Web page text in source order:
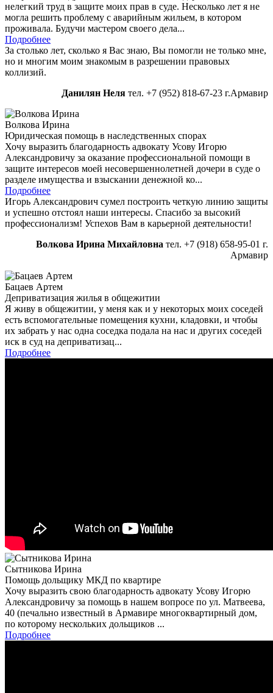
нелегкий труд в защите моих прав в суде. Несколько лет я не
могла решить проблему с аварийным жильем, в котором
проживала. Будучи мастером своего дела...
Подробнее
За столько лет, сколько я Вас знаю, Вы помогли не только мне,
но и многим моим знакомым в разрешении правовых
коллизий.
Данилян Неля тел. +7 (952) 818-67-23 г.Армавир
Волкова Ирина
Юридическая помощь в наследственных спорах
Хочу выразить благодарность адвокату Усову Игорю
Александровичу за оказание профессиональной помощи в
защите интересов моей несовершеннолетней дочери в суде о
разделе имущества и взыскании денежной ко...
Подробнее
Игорь Александрович сумел построить четкую линию защиты
и успешно отстоял наши интересы. Спасибо за высокий
профессионализм! Успехов Вам в карьерной деятельности!
Волкова Ирина Михайловна тел. +7 (918) 658-95-01 г.
Армавир
Бацаев Артем
Деприватизация жилья в общежитии
Я живу в общежитии, у меня как и у некоторых моих соседей
есть вспомогательные помещения кухни, кладовки, и чтобы
их забрать у нас одна соседка подала на нас и других соседей
иск в суд на деприватизац...
Подробнее
Сытникова Ирина
Помощь дольщику МКД по квартире
Хочу выразить свою благодарность адвокату Усову Игорю
Александровичу за помощь в нашем вопросе по ул. Матвеева,
40 (печально известный в Армавире многоквартирный дом,
по которому нескольких дольщиков ...
Подробнее